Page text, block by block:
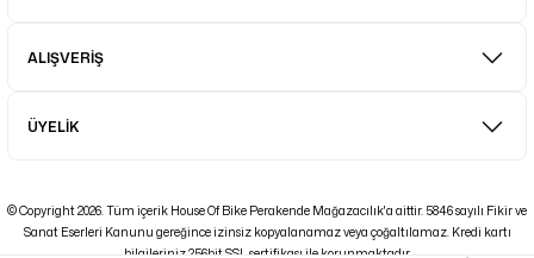
ALIŞVERİŞ
ÜYELİK
© Copyright 2026. Tüm içerik House Of Bike Perakende Mağazacılık'a aittir. 5846 sayılı Fikir ve
Sanat Eserleri Kanunu gereğince izinsiz kopyalanamaz veya çoğaltılamaz. Kredi kartı
bilgileriniz 256bit SSL sertifikası ile korunmaktadır.